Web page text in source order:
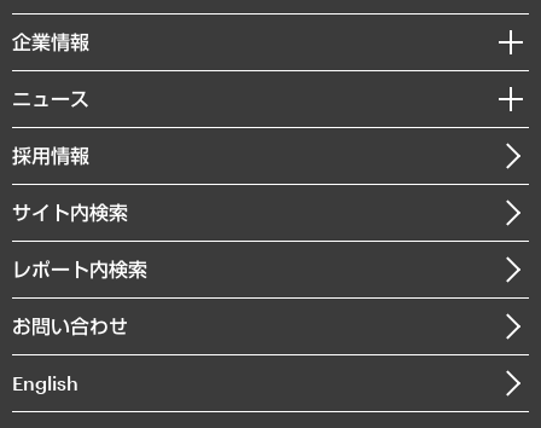
共生・ダイバーシティ
GRC（ガバナンス・リスク・コンプライアンス）・防災（政策）
経済・産業・雇用・労働
まちづくり・観光・交通・スポーツ・スマートシティ
自然資源・農林水産業・食料システム
レポート
コラム
経営用語集
受託・受注実績（官公庁関連）
メディア掲載・出演
セミナー・イベント情報
MUFGビジネスセミナー
受託案件情報
企業情報
私たちの想い
社長メッセージ
会社概要
沿革
組織図・本部部室紹介
インドネシア現地法人
ニュース
ニュースリリース
お知らせ
採用情報
サイト内検索
レポート内検索
お問い合わせ
English